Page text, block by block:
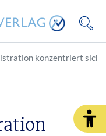
konzentriert